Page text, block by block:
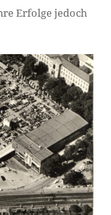
Erfolge jedoch